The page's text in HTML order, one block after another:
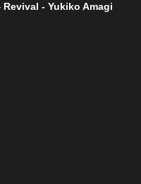
- Yukiko Amagi